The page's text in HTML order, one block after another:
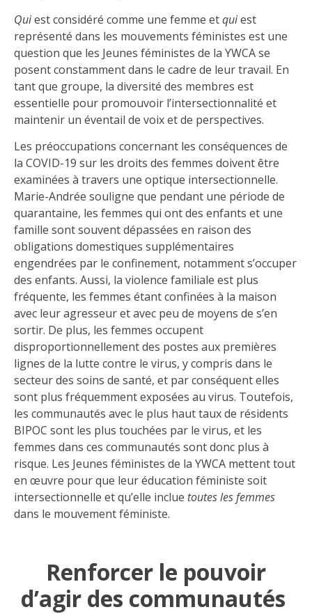
Quiest considéré comme une femme etquiest
représenté dans les mouvements féministes est une
question que les Jeunes féministes de la YWCA se
posent constamment dans le cadre de leur travail. En
tant que groupe, la diversité des membres est
essentielle pour promouvoir l’intersectionnalité et
maintenir un éventail de voix et de perspectives.
Les préoccupations concernant les conséquences de
la COVID-19 sur les droits des femmes doivent être
examinées à travers une optique intersectionnelle.
Marie-Andrée souligne que pendant une période de
quarantaine, les femmes qui ont des enfants et une
famille sont souvent dépassées en raison des
obligations domestiques supplémentaires
engendrées par le confinement, notamment s’occuper
des enfants. Aussi, la violence familiale est plus
fréquente, les femmes étant confinées à la maison
avec leur agresseur et avec peu de moyens de s’en
sortir. De plus, les femmes occupent
disproportionnellement des postes aux premières
lignes de la lutte contre le virus, y compris dans le
secteur des soins de santé, et par conséquent elles
sont plus fréquemment exposées au virus. Toutefois,
les communautés avec le plus haut taux de résidents
BIPOC sont les plus touchées par le virus, et les
femmes dans ces communautés sont donc plus à
risque. Les Jeunes féministes de la YWCA mettent tout
en œuvre pour que leur éducation féministe soit
intersectionnelle et qu’elle inclue toutes les femmes
dans le mouvement féministe.
Renforcer le pouvoir
d’agir des communautés